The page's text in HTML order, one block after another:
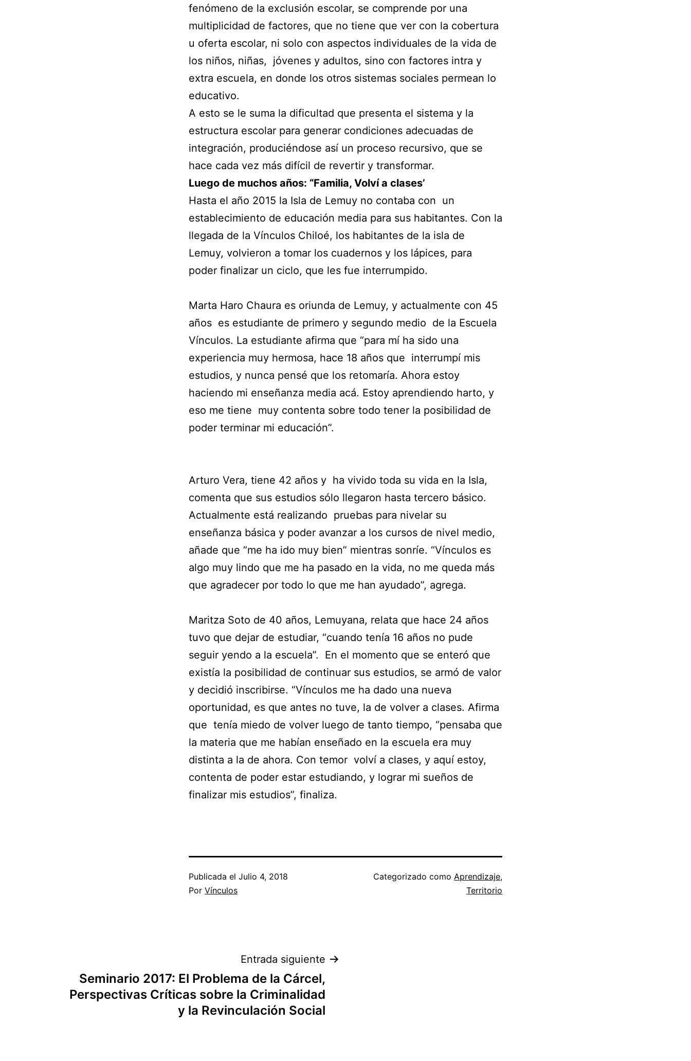
fenómeno de la exclusión escolar, se comprende por una
multiplicidad de factores, que no tiene que ver con la cobertura
u oferta escolar, ni solo con aspectos individuales de la vida de
los niños, niñas, jóvenes y adultos, sino con factores intra y
extra escuela, en donde los otros sistemas sociales permean lo
educativo.
A esto se le suma la dificultad que presenta el sistema y la
estructura escolar para generar condiciones adecuadas de
integración, produciéndose así un proceso recursivo, que se
hace cada vez más difícil de revertir y transformar.
Luego de muchos años: “Familia, Volví a clases’
Hasta el año 2015 la Isla de Lemuy no contaba con un
establecimiento de educación media para sus habitantes. Con la
llegada de la Vínculos Chiloé, los habitantes de la isla de
Lemuy, volvieron a tomar los cuadernos y los lápices, para
poder finalizar un ciclo, que les fue interrumpido.
Marta Haro Chaura es oriunda de Lemuy, y actualmente con 45
años es estudiante de primero y segundo medio de la Escuela
Vínculos. La estudiante afirma que “para mí ha sido una
experiencia muy hermosa, hace 18 años que interrumpí mis
estudios, y nunca pensé que los retomaría. Ahora estoy
haciendo mi enseñanza media acá. Estoy aprendiendo harto, y
eso me tiene muy contenta sobre todo tener la posibilidad de
poder terminar mi educación”.
Arturo Vera, tiene 42 años y ha vivido toda su vida en la Isla,
comenta que sus estudios sólo llegaron hasta tercero básico.
Actualmente está realizando pruebas para nivelar su
enseñanza básica y poder avanzar a los cursos de nivel medio,
añade que “me ha ido muy bien” mientras sonríe. “Vínculos es
algo muy lindo que me ha pasado en la vida, no me queda más
que agradecer por todo lo que me han ayudado”, agrega.
Maritza Soto de 40 años, Lemuyana, relata que hace 24 años
tuvo que dejar de estudiar, “cuando tenía 16 años no pude
seguir yendo a la escuela”. En el momento que se enteró que
existía la posibilidad de continuar sus estudios, se armó de valor
y decidió inscribirse. “Vínculos me ha dado una nueva
oportunidad, es que antes no tuve, la de volver a clases. Afirma
que tenía miedo de volver luego de tanto tiempo, “pensaba que
la materia que me habían enseñado en la escuela era muy
distinta a la de ahora. Con temor volví a clases, y aquí estoy,
contenta de poder estar estudiando, y lograr mi sueños de
finalizar mis estudios”, finaliza.
Publicada el Julio 4, 2018
Por Vínculos
Categorizado como Aprendizaje,
Territorio
Navegación
de
Entrada siguiente
Seminario 2017: El Problema de la Cárcel,
Perspectivas Críticas sobre la Criminalidad
y la Revinculación Social